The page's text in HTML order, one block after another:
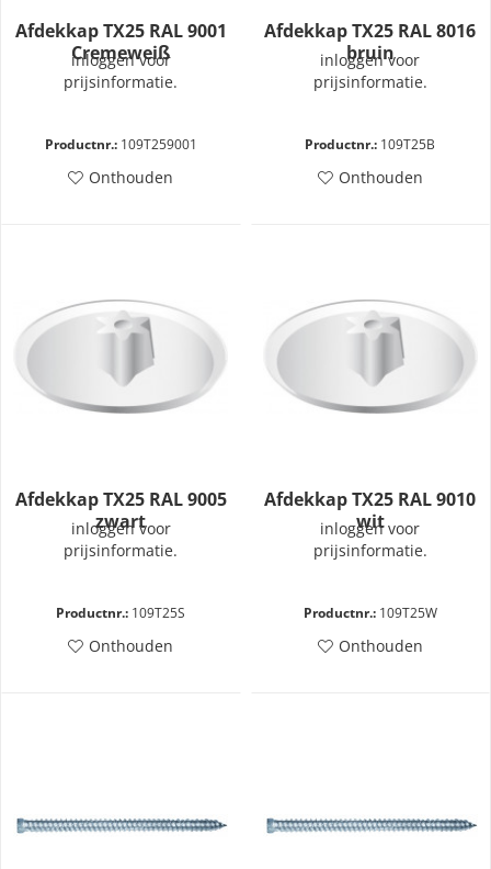
Afdekkap TX25 RAL 9001
Cremeweiß
inloggen voor
prijsinformatie.
Productnr.:109T259001
Onthouden
Afdekkap TX25 RAL 8016
bruin
inloggen voor
prijsinformatie.
Productnr.: 109T25B
Onthouden
Afdekkap TX25 RAL 9005
zwart
inloggen voor
prijsinformatie.
Productnr.: 109T25S
Onthouden
Afdekkap TX25 RAL 9010
wit
inloggen voor
prijsinformatie.
Productnr.:109T25W
Onthouden